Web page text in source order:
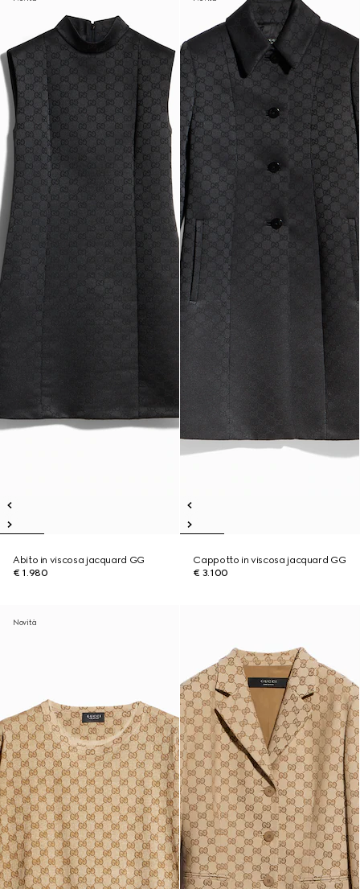
Abito in viscosa jacquard GG
€ 1.980
Cappotto in viscosa jacquard GG
€ 3.100
Novità